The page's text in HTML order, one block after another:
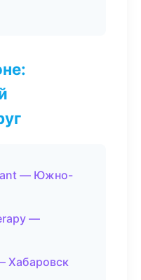
— Южно-
—
Хабаровск